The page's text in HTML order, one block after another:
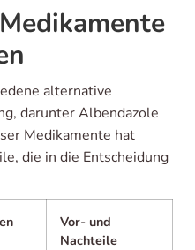
alternative
darunter Albendazole
Medikamente hat
die in die Entscheidung
Vor- und
Nachteile